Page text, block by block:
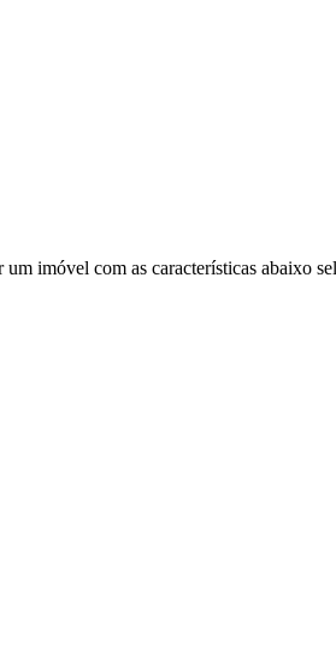
imóvel com as características abaixo